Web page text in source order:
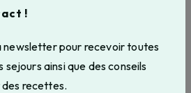
!
newsletter pour recevoir toutes
sejours ainsi que des conseils
recettes.